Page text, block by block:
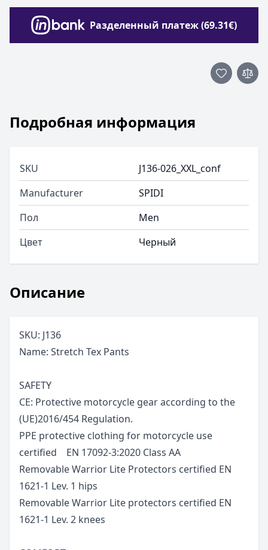
Разделенный платеж (69.31€)
Описание
SKU: J136
Name: Stretch Tex Pants
SAFETY
CE: Protective motorcycle gear according to the
(UE)2016/454 Regulation.
PPE protective clothing for motorcycle use
certified EN 17092-3:2020 Class AA
Removable Warrior Lite Protectors certified EN
1621-1 Lev. 1 hips
Removable Warrior Lite protectors certified EN
1621-1 Lev. 2 knees
Подробная информация
SKU
J136-026_XXL_conf
Manufacturer
SPIDI
Пол
Men
Цвет
Черный